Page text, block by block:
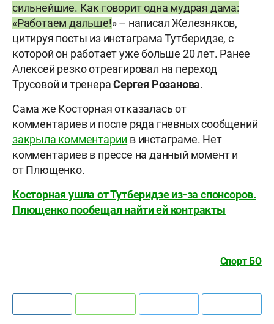
сильнейшие. Как говорит одна мудрая дама:
«Работаем дальше!» – написал Железняков,
цитируя посты из инстаграма Тутберидзе, с
которой он работает уже больше 20 лет. Ранее
Алексей резко отреагировал на переход
Трусовой и тренераСергея Розанова.
Сама же Косторная отказалась от
комментариев и после ряда гневных сообщений
закрыла комментарии в инстаграме. Нет
комментариев в прессе на данный момент и
от Плющенко.
Косторная ушла от Тутберидзе из-за спонсоров.
Плющенко пообещал найти ей контракты
Спорт БО